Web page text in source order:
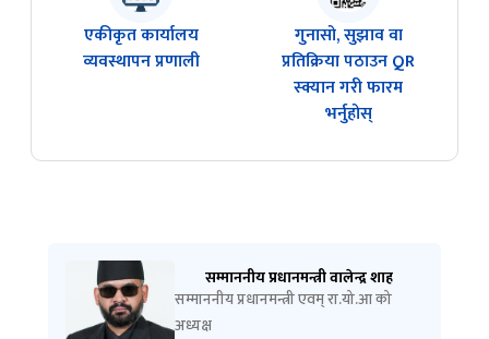
एकीकृत कार्यालय
व्यवस्थापन प्रणाली
गुनासो, सुझाव वा
प्रतिक्रिया पठाउन QR
स्क्यान गरी फारम
भर्नुहोस्
सम्माननीय प्रधानमन्त्री वालेन्द्र शाह
सम्माननीय प्रधानमन्त्री एवम् रा.यो.आ को
अध्यक्ष